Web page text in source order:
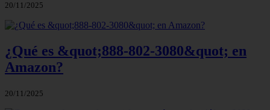
20/11/2025
¿Qué es &quot;888-802-3080&quot; en
Amazon?
20/11/2025